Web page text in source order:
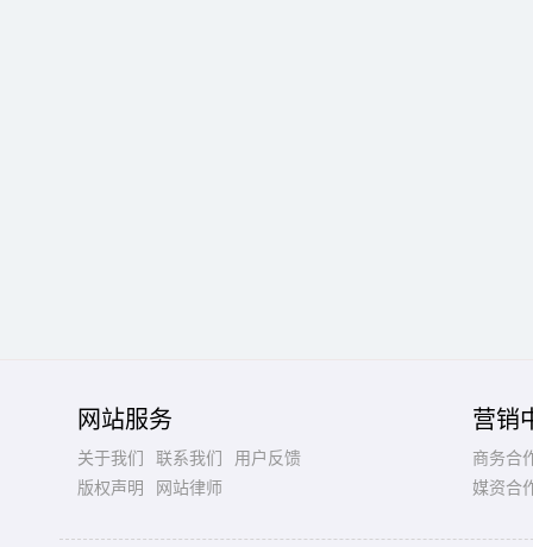
网站服务
关于我们 联系我们
用户反馈
版权声明
网站律师
营销
商务合
媒资合